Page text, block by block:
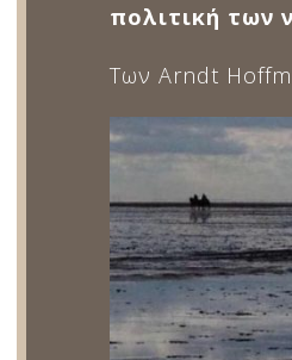
πολιτική των
Των Arndt